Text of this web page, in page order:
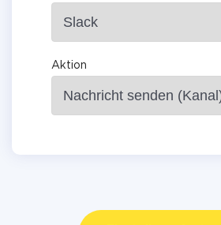
Aktion